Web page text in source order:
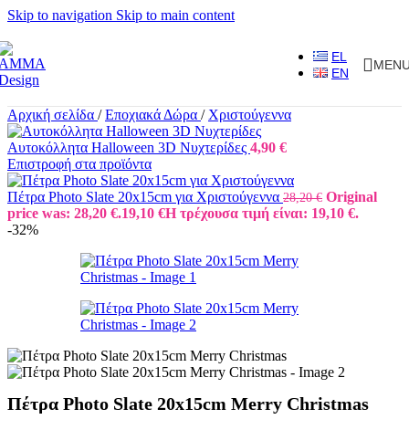
Skip to navigation Skip to main content
EL
EN
Αρχική σελίδα / Εποχιακά Δώρα / Χριστούγεννα
Αυτοκόλλητα Halloween 3D Νυχτερίδες 4,90 €
Επιστροφή στα προϊόντα
Πέτρα Photo Slate 20x15cm για Χριστούγεννα 28,20€ Original
price was: 28,20 €.19,10 €Η τρέχουσα τιμή είναι: 19,10 €.
-32%
Πέτρα Photo Slate 20x15cm Merry Christmas